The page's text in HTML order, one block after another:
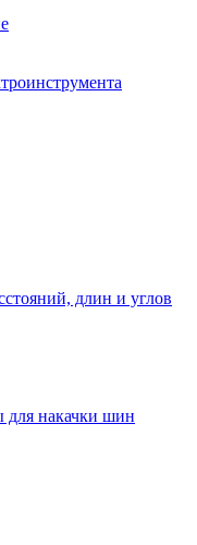
длин и углов
для накачки шин